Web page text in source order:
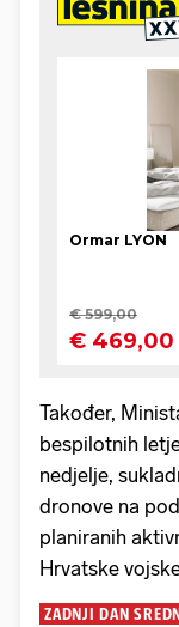
Također,
bespilotnih
nedjelje,
dronove na
planiranih
Hrvatske
ZADNJI DAN